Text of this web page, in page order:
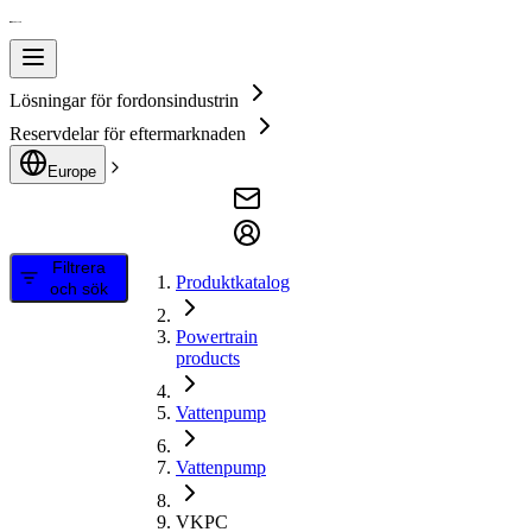
Lösningar för fordonsindustrin
Reservdelar för eftermarknaden
Europe
Filtrera
och sök
Produktkatalog
Powertrain
products
Vattenpump
Vattenpump
VKPC